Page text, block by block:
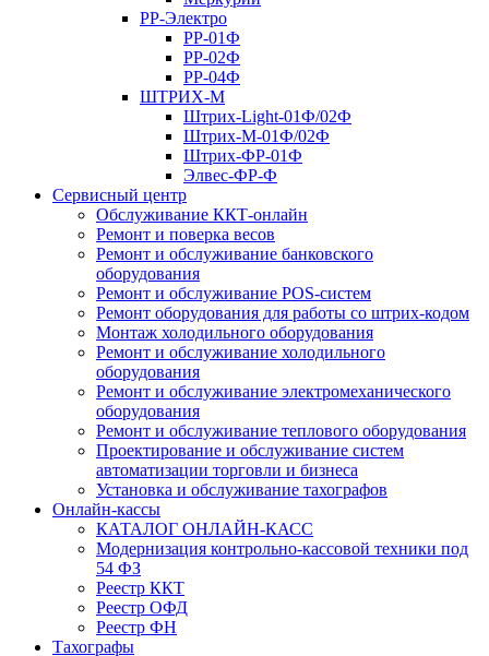
РР-Электро
РР-01Ф
РР-02Ф
РР-04Ф
ШТРИХ-М
Штрих-Light-01Ф/02Ф
Штрих-М-01Ф/02Ф
Штрих-ФР-01Ф
Элвес-ФР-Ф
Сервисный центр
Обслуживание ККТ-онлайн
Ремонт и поверка весов
Ремонт и обслуживание банковского
оборудования
Ремонт и обслуживание POS-систем
Ремонт оборудования для работы со штрих-кодом
Монтаж холодильного оборудования
Ремонт и обслуживание холодильного
оборудования
Ремонт и обслуживание электромеханического
оборудования
Ремонт и обслуживание теплового оборудования
Проектирование и обслуживание систем
автоматизации торговли и бизнеса
Установка и обслуживание тахографов
Онлайн-кассы
КАТАЛОГ ОНЛАЙН-КАСС
Модернизация контрольно-кассовой техники под
54 ФЗ
Реестр ККТ
Реестр ОФД
Реестр ФН
Тахографы